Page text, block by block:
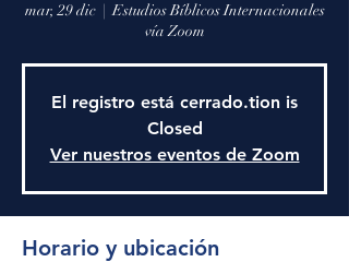
mar, 29 dic
  |
Estudios Bíblicos Internacionales
vía Zoom
El registro está cerrado.tion is
Closed
Ver nuestros eventos de Zoom
Horario y ubicación